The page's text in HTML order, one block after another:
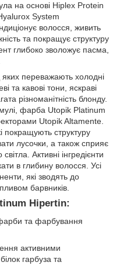
на основі Hiplex Protein
System
волосся, живить
та покращує структуру
глибоко зволожує пасма,
яких переважають холодні
та кавові тони, яскраві
різноманітність блонду.
фарба Utopik Platinum
Utopik Altamente.
покращують структуру
лусочки, а також сприяє
Активні інгредієнти
в глибину волосся. Усі
які зводять до
барвників.
Hipertin:
та фарбування
активними
гарбуза та